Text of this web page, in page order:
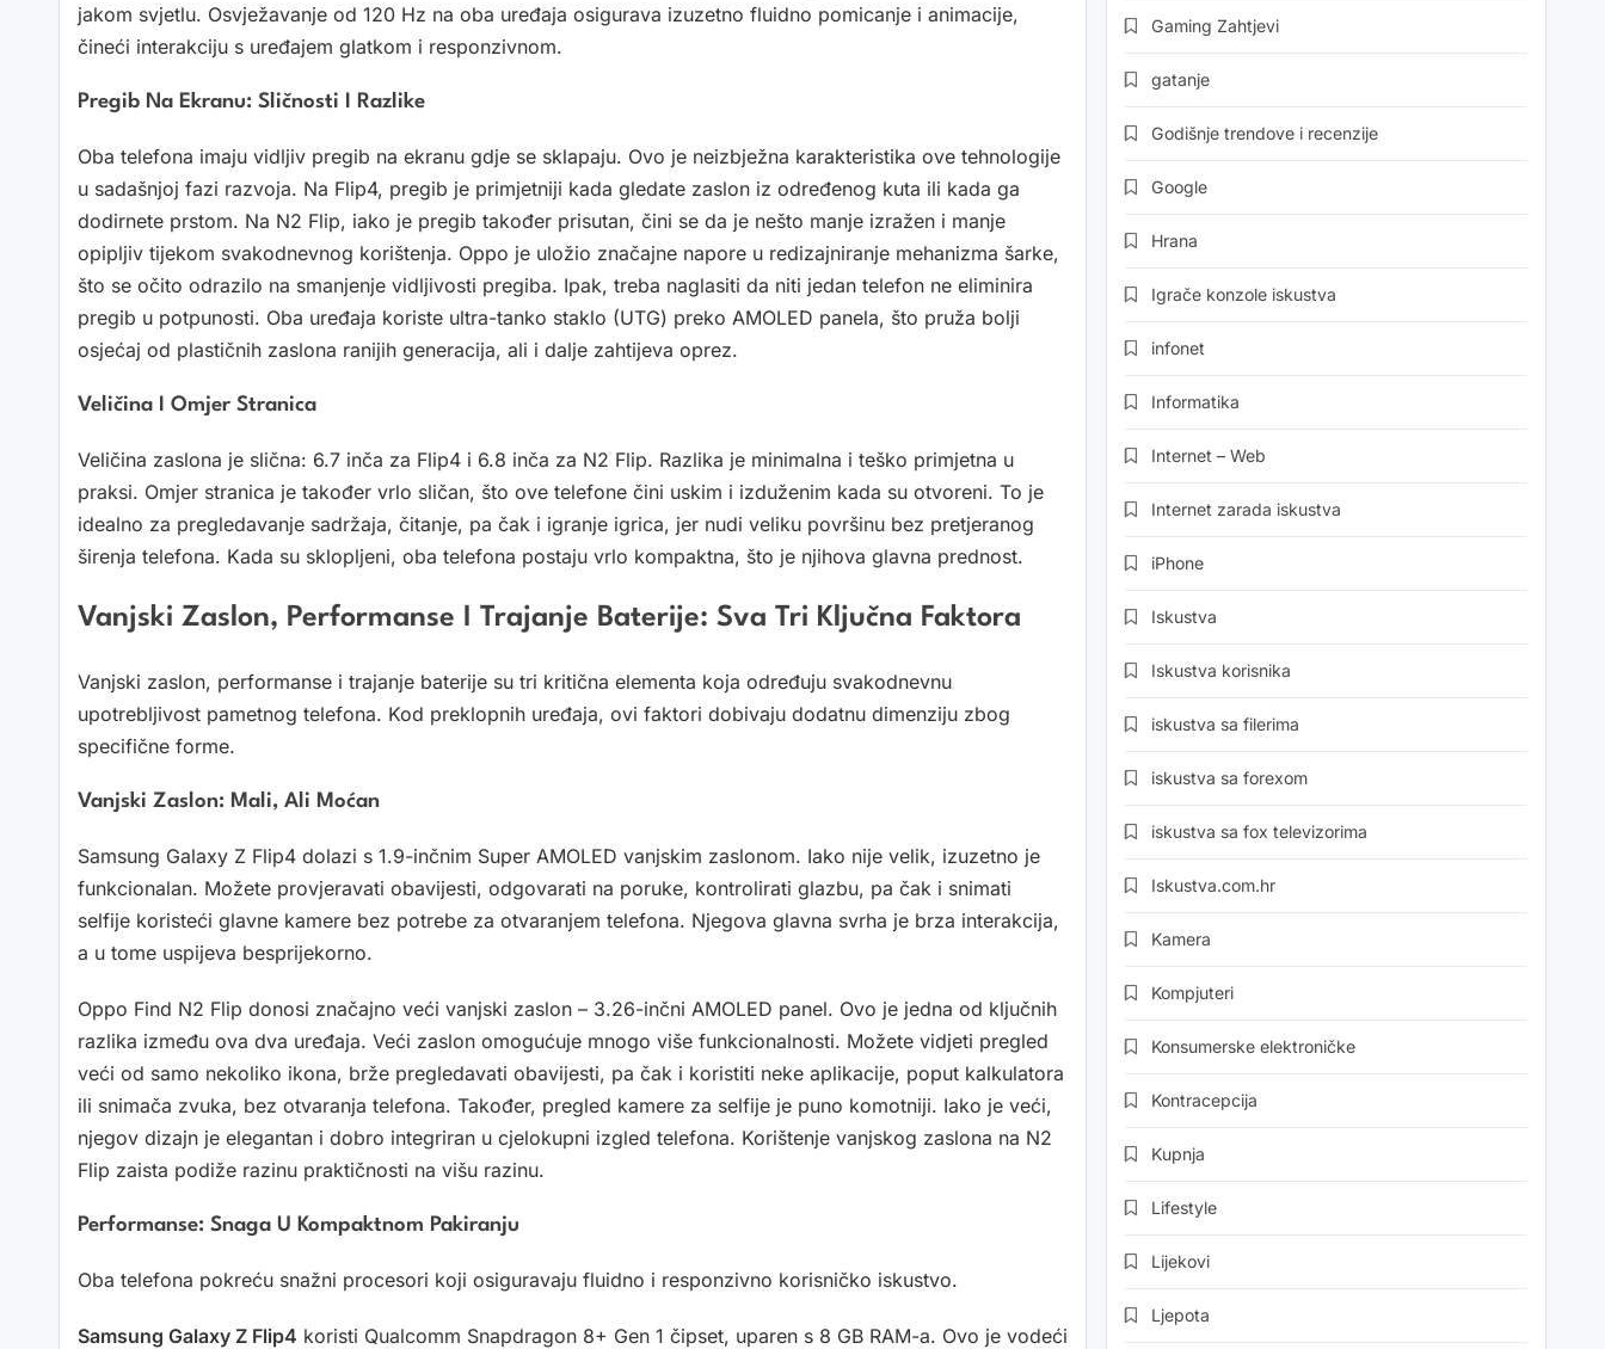
jakom svjetlu. Osvježavanje od 120 Hz na oba uređaja osigurava izuzetno fluidno pomicanje i animacije,
čineći interakciju s uređajem glatkom i responzivnom.
Pregib Na Ekranu: Sličnosti I Razlike
Oba telefona imaju vidljiv pregib na ekranu gdje se sklapaju. Ovo je neizbježna karakteristika ove tehnologije
u sadašnjoj fazi razvoja. Na Flip4, pregib je primjetniji kada gledate zaslon iz određenog kuta ili kada ga
dodirnete prstom. Na N2 Flip, iako je pregib također prisutan, čini se da je nešto manje izražen i manje
opipljiv tijekom svakodnevnog korištenja. Oppo je uložio značajne napore u redizajniranje mehanizma šarke,
što se očito odrazilo na smanjenje vidljivosti pregiba. Ipak, treba naglasiti da niti jedan telefon ne eliminira
pregib u potpunosti. Oba uređaja koriste ultra-tanko staklo (UTG) preko AMOLED panela, što pruža bolji
osjećaj od plastičnih zaslona ranijih generacija, ali i dalje zahtijeva oprez.
Veličina I Omjer Stranica
Veličina zaslona je slična: 6.7 inča za Flip4 i 6.8 inča za N2 Flip. Razlika je minimalna i teško primjetna u
praksi. Omjer stranica je također vrlo sličan, što ove telefone čini uskim i izduženim kada su otvoreni. To je
idealno za pregledavanje sadržaja, čitanje, pa čak i igranje igrica, jer nudi veliku površinu bez pretjeranog
širenja telefona. Kada su sklopljeni, oba telefona postaju vrlo kompaktna, što je njihova glavna prednost.
Vanjski Zaslon, Performanse I Trajanje Baterije: Sva Tri Ključna Faktora
Vanjski zaslon, performanse i trajanje baterije su tri kritična elementa koja određuju svakodnevnu
upotrebljivost pametnog telefona. Kod preklopnih uređaja, ovi faktori dobivaju dodatnu dimenziju zbog
specifične forme.
Vanjski Zaslon: Mali, Ali Moćan
Samsung Galaxy Z Flip4 dolazi s 1.9-inčnim Super AMOLED vanjskim zaslonom. Iako nije velik, izuzetno je
funkcionalan. Možete provjeravati obavijesti, odgovarati na poruke, kontrolirati glazbu, pa čak i snimati
selfije koristeći glavne kamere bez potrebe za otvaranjem telefona. Njegova glavna svrha je brza interakcija,
a u tome uspijeva besprijekorno.
Oppo Find N2 Flip donosi značajno veći vanjski zaslon – 3.26-inčni AMOLED panel. Ovo je jedna od ključnih
razlika između ova dva uređaja. Veći zaslon omogućuje mnogo više funkcionalnosti. Možete vidjeti pregled
veći od samo nekoliko ikona, brže pregledavati obavijesti, pa čak i koristiti neke aplikacije, poput kalkulatora
ili snimača zvuka, bez otvaranja telefona. Također, pregled kamere za selfije je puno komotniji. Iako je veći,
njegov dizajn je elegantan i dobro integriran u cjelokupni izgled telefona. Korištenje vanjskog zaslona na N2
Flip zaista podiže razinu praktičnosti na višu razinu.
Performanse: Snaga U Kompaktnom Pakiranju
Oba telefona pokreću snažni procesori koji osiguravaju fluidno i responzivno korisničko iskustvo.
Samsung Galaxy Z Flip4 koristi Qualcomm Snapdragon 8+ Gen 1 čipset, uparen s 8 GB RAM-a. Ovo je vodeći
Gaming Zahtjevi
gatanje
Godišnje trendove i recenzije
Google
Hrana
Igrače konzole iskustva
infonet
Informatika
Internet – Web
Internet zarada iskustva
iPhone
Iskustva
Iskustva korisnika
iskustva sa filerima
iskustva sa forexom
iskustva sa fox televizorima
Iskustva.com.hr
Kamera
Kompjuteri
Konsumerske elektroničke
Kontracepcija
Kupnja
Lifestyle
Lijekovi
Ljepota